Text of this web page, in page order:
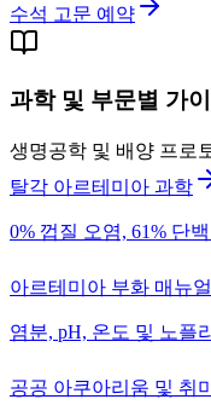
수석 고문 예약
과학 및 부문별 가
생명공학 및 배양 프로
탈각 아르테미아 과학
0% 껍질 오염, 61% 단
아르테미아 부화 매뉴얼
염분, pH, 온도 및 노플
공공 아쿠아리움 및 취